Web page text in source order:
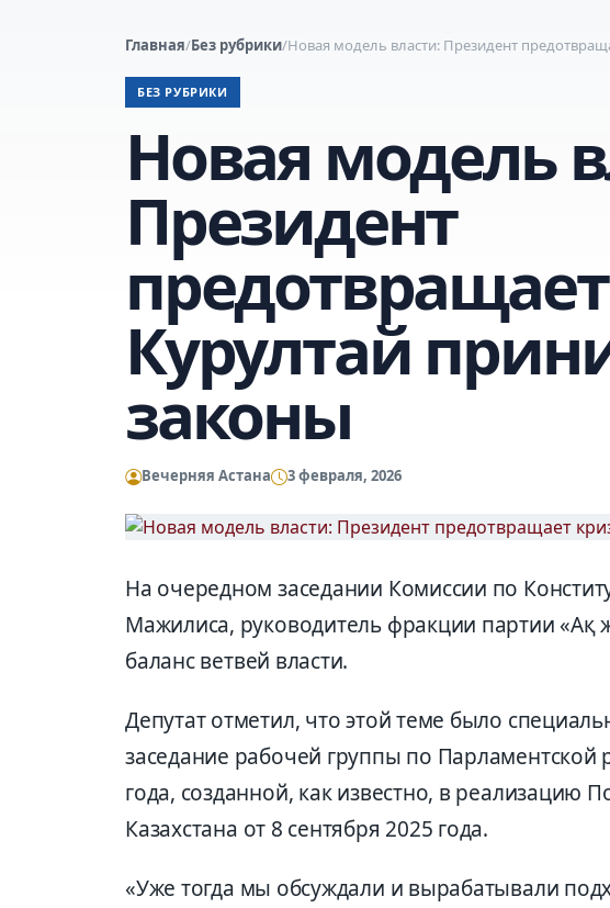
Главная/Без рубрики/Новая модель власти: Президент
БЕЗ РУБРИКИ
Новая модель
Президент
Курултай
законы
Вечерняя Астана 3 февраля, 2026
На очередном заседании Комиссии по
Мажилиса, руководитель фракции партии «Ақ
балансветвей власти.
Депутат отметил, что этой теме было
заседание рабочей группы по
года, созданной, как известно, в реализацию
Казахстана от 8 сентября 2025 года.
«Уже тогда мы обсуждали и вырабатывали